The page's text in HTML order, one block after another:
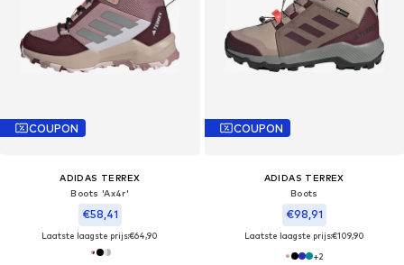
COUPON
ADIDAS TERREX
Boots 'Ax4r'
€58,41
Laatste laagste prijs:€64,90
COUPON
ADIDAS TERREX
Boots
€98,91
Laatste laagste prijs:€109,90
+2